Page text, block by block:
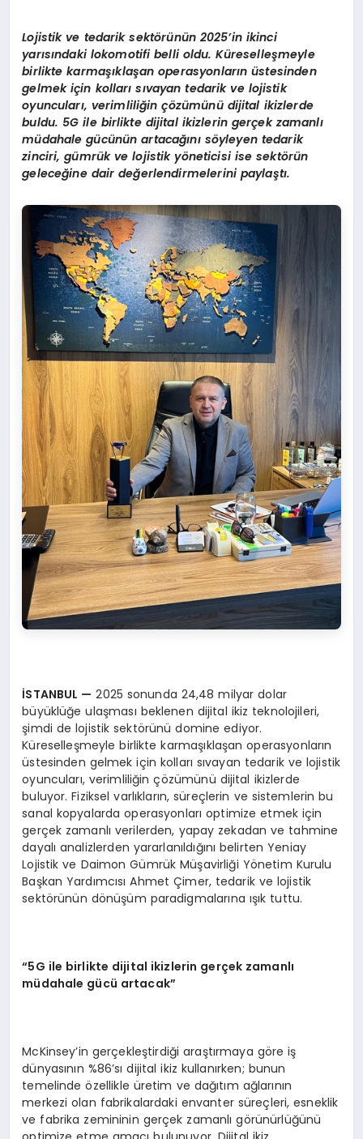
Lojistik ve tedarik sektörünün 2025’in ikinci
yarısındaki lokomotifi belli oldu. Küreselleşmeyle
birlikte karmaşıklaşan operasyonların üstesinden
gelmek için kolları sıvayan tedarik ve lojistik
oyuncuları, verimliliğin çözümünü dijital ikizlerde
buldu. 5G ile birlikte dijital ikizlerin gerçek zamanlı
müdahale gücünün artacağını söyleyen tedarik
zinciri, gümrük ve lojistik yöneticisi ise sektörün
geleceğine dair değerlendirmelerini paylaştı.
İSTANBUL — 2025 sonunda 24,48 milyar dolar
büyüklüğe ulaşması beklenen dijital ikiz teknolojileri,
şimdi de lojistik sektörünü domine ediyor.
Küreselleşmeyle birlikte karmaşıklaşan operasyonların
üstesinden gelmek için kolları sıvayan tedarik ve lojistik
oyuncuları, verimliliğin çözümünü dijital ikizlerde
buluyor. Fiziksel varlıkların, süreçlerin ve sistemlerin bu
sanal kopyalarda operasyonları optimize etmek için
gerçek zamanlı verilerden, yapay zekadan ve tahmine
dayalı analizlerden yararlanıldığını belirten Yeniay
Lojistik ve Daimon Gümrük Müşavirliği Yönetim Kurulu
Başkan Yardımcısı Ahmet Çimer, tedarik ve lojistik
sektörünün dönüşüm paradigmalarına ışık tuttu.
“5G ile birlikte dijital ikizlerin gerçek zamanlı
müdahale gücü artacak”
McKinsey’in gerçekleştirdiği araştırmaya göre iş
dünyasının %86’sı dijital ikiz kullanırken; bunun
temelinde özellikle üretim ve dağıtım ağlarının
merkezi olan fabrikalardaki envanter süreçleri, esneklik
ve fabrika zemininin gerçek zamanlı görünürlüğünü